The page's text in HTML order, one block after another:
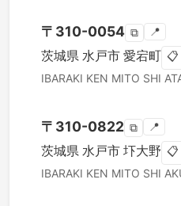
〒 310-0054 ⧉ 📍
茨城県 水戸市 愛宕町 📋
IBARAKI KEN MITO SHI
〒 310-0822 ⧉ 📍
茨城県 水戸市 圷大野 📋
IBARAKI KEN MITO SHI